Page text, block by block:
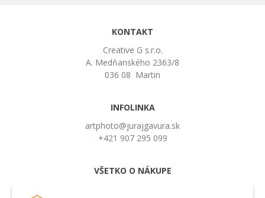
KONTAKT
Creative G s.r.o.
A. Medňanského 2363/8
036 08 Martin
INFOLINKA
artphoto@jurajgavura.sk
+421 907 295 099
VŠETKO O NÁKUPE